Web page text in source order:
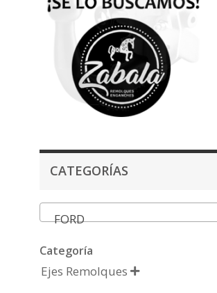
CATEGORÍAS
FORD
Categoría
Ejes Remolques 